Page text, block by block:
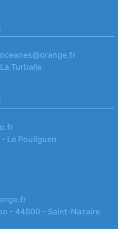
Turballe
Le Pouliguen
- 44600 - Saint-Nazaire